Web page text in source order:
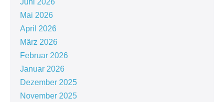
Juni 2026
Mai 2026
April 2026
März 2026
Februar 2026
Januar 2026
Dezember 2025
November 2025